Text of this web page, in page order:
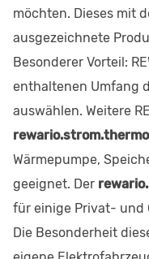
möchten. Dieses mit
ausgezeichnete
Besonderer Vorteil:
enthaltenen Umfang
auswählen. Weitere
rewario.strom.thermo
Wärmepumpe,
geeignet. Der
für einige Privat- und
Die Besonderheit